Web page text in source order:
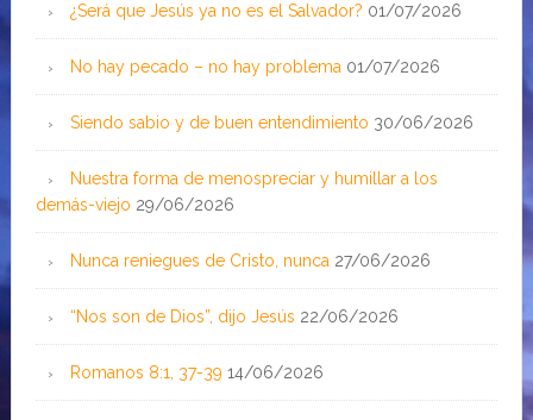
¿Será que Jesús ya no es el Salvador? 01/07/2026
No hay pecado – no hay problema 01/07/2026
Siendo sabio y de buen entendimiento 30/06/2026
Nuestra forma de menospreciar y humillar a los
demás-viejo 29/06/2026
Nunca reniegues de Cristo, nunca 27/06/2026
“Nos son de Dios”, dijo Jesús 22/06/2026
Romanos 8:1, 37-39 14/06/2026